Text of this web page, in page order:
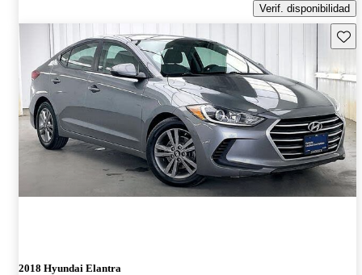
Verif. disponibilidad
2018 Hyundai Elantra